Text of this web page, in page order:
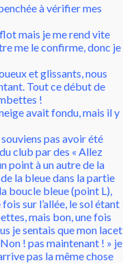
à vérifier mes
mais je me rend vite
me le confirme, donc je
et glissants, nous
Tout ce début de
!
avait fondu, mais il y
pas avoir été
club par des « Allez
point à un autre de la
la bleue dans la partie
boucle bleue (point L),
sur l’allée, le sol étant
mais bon, une fois
je sentais que mon lacet
! pas maintenant ! » je
pas la même chose